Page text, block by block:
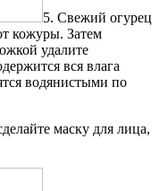
5. Свежий огурец
кожуры. Затем
удалите
вся влага
водянистыми по
маску для лица,